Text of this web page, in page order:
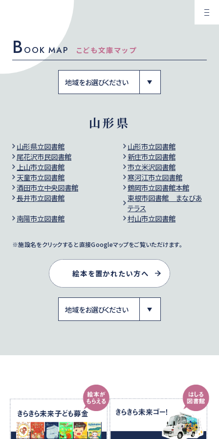
B OOK MAP こども文庫マップ
山形県
山形県立図書館
山形市立図書館
尾花沢市民図書館
新庄市立図書館
上山市立図書館
市立米沢図書館
天童市立図書館
寒河江市立図書館
酒田市立中央図書館
鶴岡市立図書館本館
長井市立図書館
東根市図書館 まなびあ
テラス
南陽市立図書館
村山市立図書館
※施設名をクリックすると直接Googleマップをご覧いただけます。
絵本を置かれたい方へ